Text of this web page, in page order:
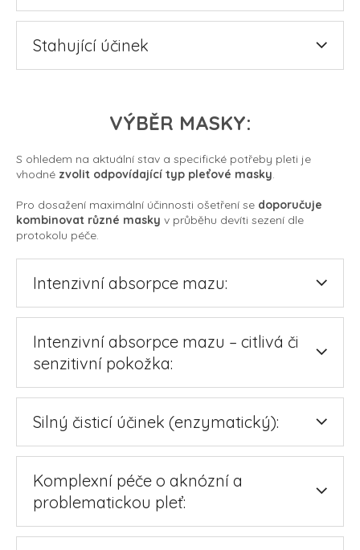
Stahující účinek
VÝBĚR MASKY:
S ohledem na aktuální stav a specifické potřeby pleti je
vhodné zvolit odpovídající typ pleťové masky.
Pro dosažení maximální účinnosti ošetření se doporučuje
kombinovat různé masky v průběhu devíti sezení dle
protokolu péče.
Intenzivní absorpce mazu:
Intenzivní absorpce mazu – citlivá či
senzitivní pokožka:
Silný čisticí účinek (enzymatický):
Komplexní péče o aknózní a
problematickou pleť: